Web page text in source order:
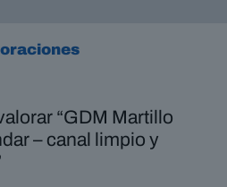
“GDM Martillo
– canal limpio y